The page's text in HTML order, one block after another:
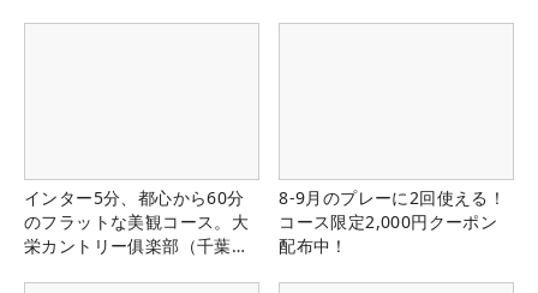
インター5分、都心から60分
のフラットな美観コース。大
栄カントリー俱楽部（千葉
8-9月のプレーに2回使える！
コース限定2,000円クーポン
配布中！